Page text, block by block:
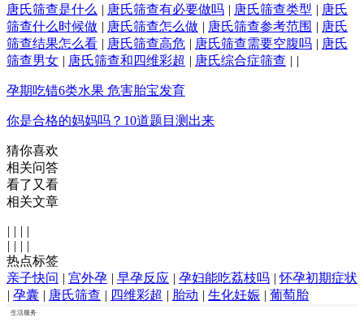
唐氏筛查是什么 | 唐氏筛查有必要做吗 | 唐氏筛查类型 | 唐氏
筛查什么时候做 | 唐氏筛查怎么做 | 唐氏筛查参考范围 | 唐氏
筛查结果怎么看 | 唐氏筛查高危 | 唐氏筛查需要空腹吗 | 唐氏
筛查男女 | 唐氏筛查和四维彩超 | 唐氏综合症筛查 | |
孕期吃错6类水果 危害胎宝发育
你是合格的妈妈吗？10道题目测出来
猜你喜欢
相关问答
看了又看
相关文章
| | | |
| | | |
热点标签
亲子快问 | 宫外孕 | 早孕反应 | 孕妇能吃荔枝吗 | 怀孕初期症状
| 孕囊 | 唐氏筛查 | 四维彩超 | 胎动 | 生化妊娠 | 葡萄胎
生活服务